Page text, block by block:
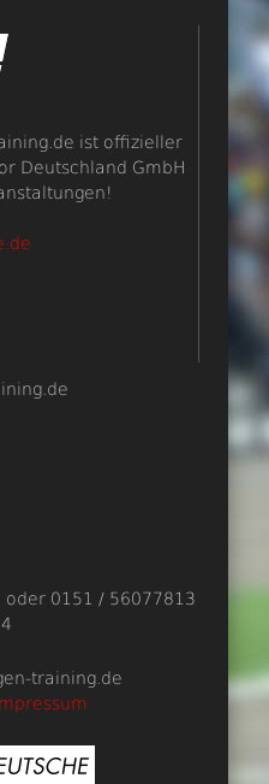
ist offizieller
Deutschland GmbH
0151 / 56077813
training.de